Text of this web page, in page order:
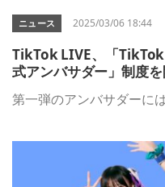
ニュース 2025/03/06 18:44
TikTok LIVE、「
式アンバサダー」制度
第一弾のアンバサダーに